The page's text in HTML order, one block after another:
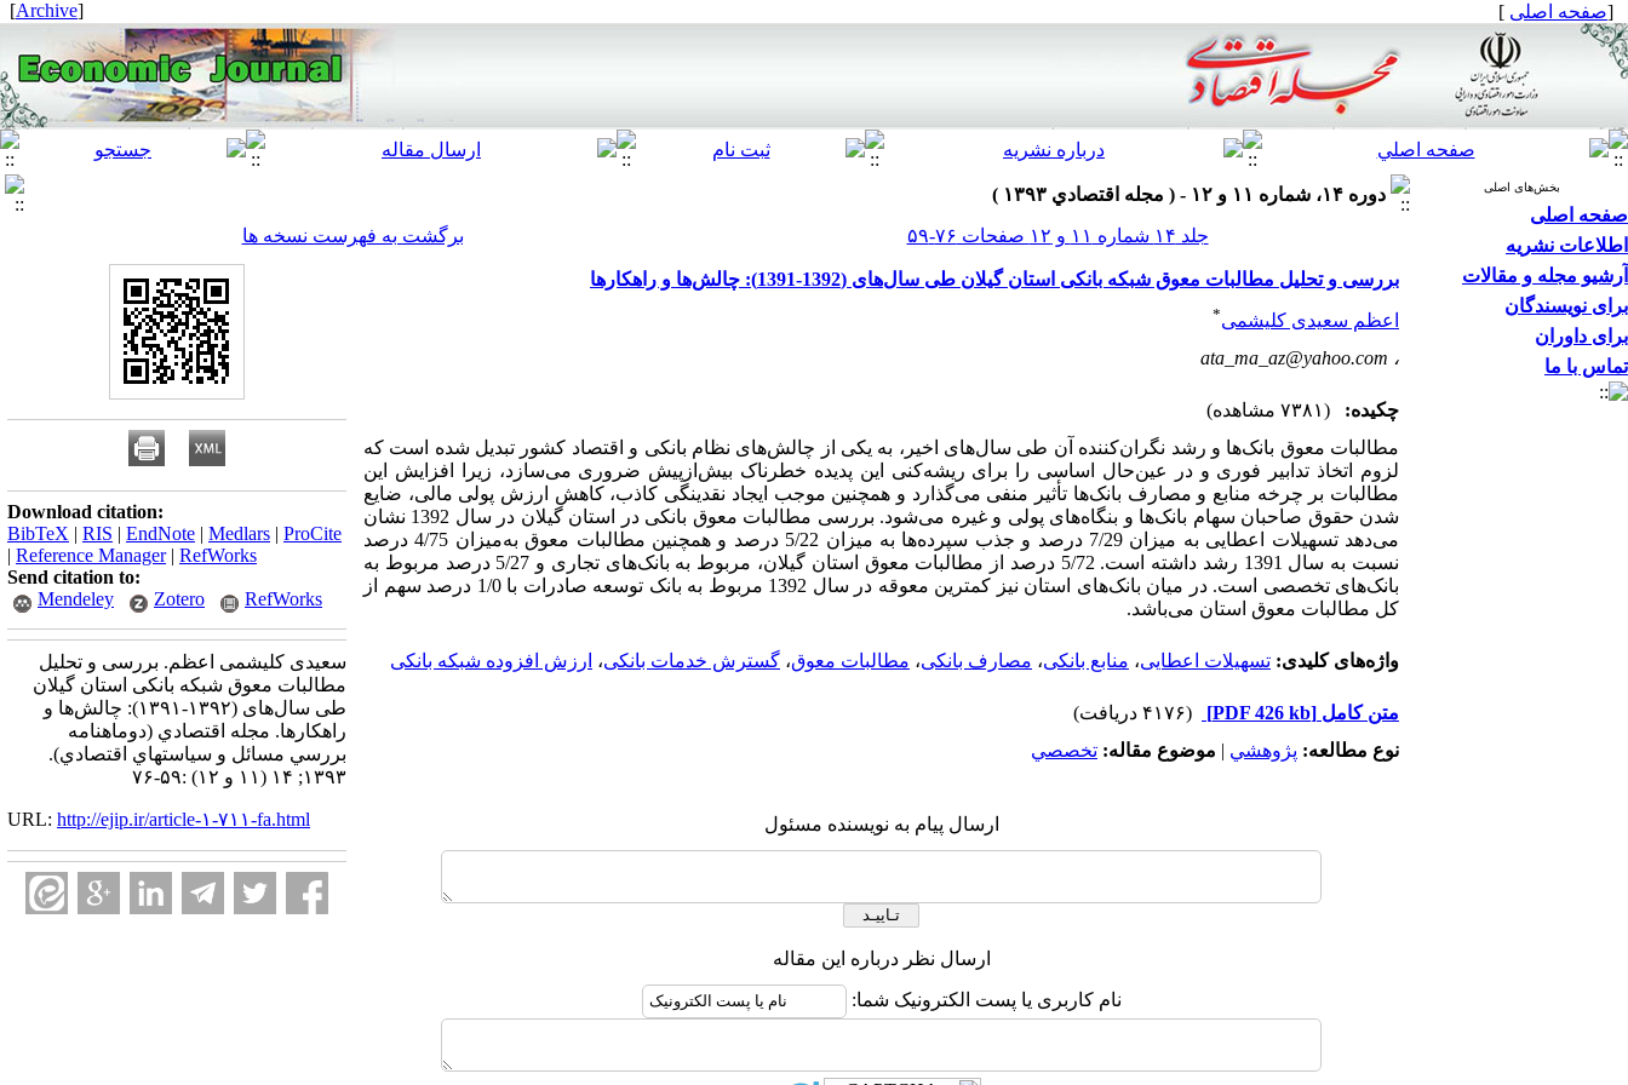
[صفحه اصلی ]
[
Archive
]
بخش‌های اصلی
صفحه اصلی
اطلاعات نشریه
آرشیو مجله و مقالات
برای نویسندگان
برای داوران
تماس با ما
دوره ۱۴، شماره ۱۱ و ۱۲ - ( مجله اقتصادي ۱۳۹۳ )
جلد ۱۴ شماره ۱۱ و ۱۲ صفحات ۷۶-۵۹
برگشت به فهرست نسخه ها
بررسی و تحلیل مطالبات معوق شبکه بانکی استان گیلان طی سال‌های (1392-1391): چالش‌ها و راهکارها
اعظم سعیدی کلیشمی*
، ata_ma_az@yahoo.com
چکیده:
(۷۳۸۱ مشاهده)
مطالبات معوق بانک‌ها و رشد نگران‌کننده آن طی سال‌های اخیر، به یکی از چالش‌های نظام بانکی و اقتصاد کشور تبدیل شده است که
لزوم اتخاذ تدابیر فوری و در عین‌حال اساسی را برای ریشه‌کنی این پدیده خطرناک بیش‌از‌پیش ضروری می‌سازد، زیرا افزایش این
مطالبات بر چرخه منابع و مصارف بانک‌ها تأثیر منفی می‌گذارد و همچنین موجب ایجاد نقدینگی کاذب، کاهش ارزش پولی مالی، ضایع
شدن حقوق صاحبان سهام بانک‌ها و بنگاه‌های پولی و غیره می‌شود. بررسی مطالبات معوق بانکی در استان گیلان در سال 1392 نشان
می‌دهد تسهیلات اعطایی به میزان 7/29 درصد و جذب سپرده‌ها به میزان 5/22 درصد و همچنین مطالبات معوق به‌میزان 4/75 درصد
نسبت به سال 1391 رشد داشته است. 5/72 درصد از مطالبات معوق استان گیلان، مربوط به بانک‌های تجاری و 5/27 درصد مربوط به
بانک‌های تخصصی است. در میان بانک‌های استان نیز کمترین معوقه در سال 1392 مربوط به بانک توسعه صادرات با 1/0 درصد سهم از
کل مطالبات معوق استان می‌باشد.
واژه‌های کلیدی: تسهیلات اعطایی، منابع بانکی، مصارف بانکی، مطالبات معوق، گسترش خدمات بانکی، ارزش افزوده شبکه بانکی
متن کامل [PDF 426 kb]
(۴۱۷۶ دریافت)
نوع مطالعه: پژوهشي | موضوع مقاله: تخصصي
ارسال پیام به نویسنده مسئول
ارسال نظر درباره این مقاله
نام کاربری یا پست الکترونیک شما:
Download citation:
BibTeX | RIS | EndNote | Medlars | ProCite
| Reference Manager| RefWorks
Send citation to:
Mendeley
Zotero RefWorks
سعیدی کلیشمی اعظم. بررسی و تحلیل
مطالبات معوق شبکه بانکی استان گیلان
طی سال‌های (۱۳۹۲-۱۳۹۱): چالش‌ها و
راهکارها. مجله اقتصادي (دوماهنامه
بررسي مسائل و سياستهاي اقتصادي).
۱۳۹۳; ۱۴ (۱۱ و ۱۲) :۵۹-۷۶
URL: http://ejip.ir/article-۱-۷۱۱-fa.html